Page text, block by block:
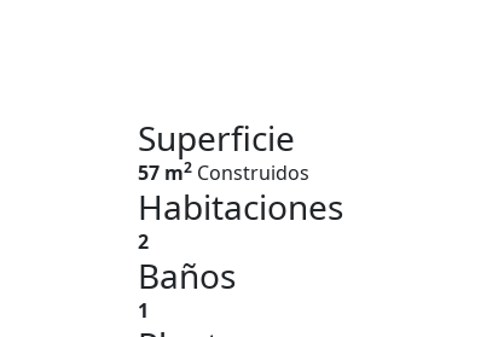
Superficie
57 m2 Construidos
Habitaciones
2
Baños
1